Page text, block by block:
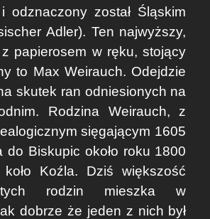
odznaczony został Śląskim
Adler). Ten najwyższy,
papierosem w ręku, stojący
to Max Weirauch. Odejdzie
skutek ran odniesionych na
Rodzina Weirauch, z
sięgającym 1605
do Biskupic około roku 1800
Koźla. Dziś większość
tych rodzin mieszka w
dobrze że jeden z nich był